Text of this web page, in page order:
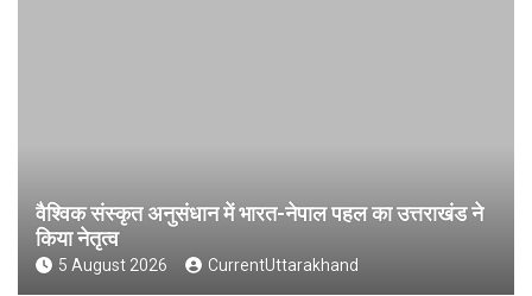
वैश्विक संस्कृत अनुसंधान में भारत-नेपाल पहल का उत्तराखंड ने
किया नेतृत्व
5 August 2026 CurrentUttarakhand